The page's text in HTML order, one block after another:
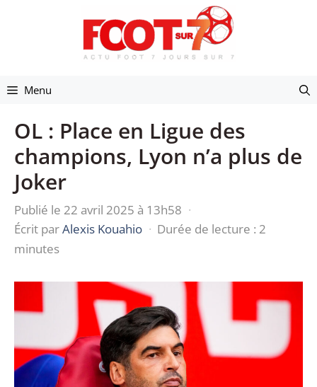
Menu
OL : Place en Ligue des
champions, Lyon n’a plus de
Joker
Publié le 22 avril 2025 à 13h58 ·
Écrit parAlexis Kouahio · Durée de lecture : 2
minutes